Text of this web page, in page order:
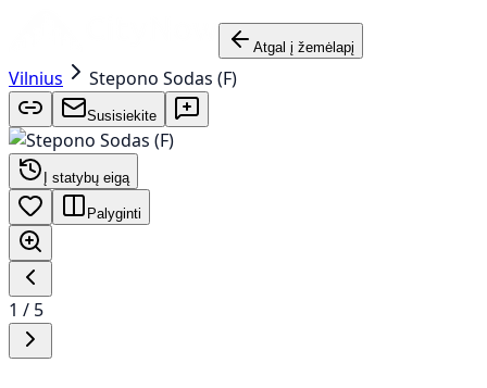
Atgal į žemėlapį
Vilnius Stepono Sodas (F)
Susisiekite
Į statybų eigą
Palyginti
1 / 5